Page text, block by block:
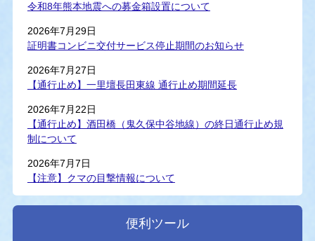
令和8年熊本地震への募金箱設置について
2026年7月29日
証明書コンビニ交付サービス停止期間のお知らせ
2026年7月27日
【通行止め】一里壇長田東線 通行止め期間延長
2026年7月22日
【通行止め】酒田橋（鬼久保中谷地線）の終日通行止め規
制について
2026年7月7日
【注意】クマの目撃情報について
便利ツール